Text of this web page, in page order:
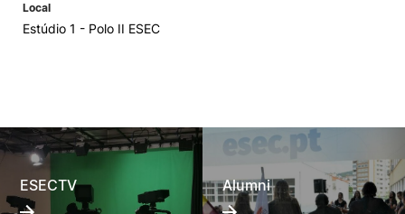
Local
Estúdio 1 - Polo II ESEC
ESECTV Alumni